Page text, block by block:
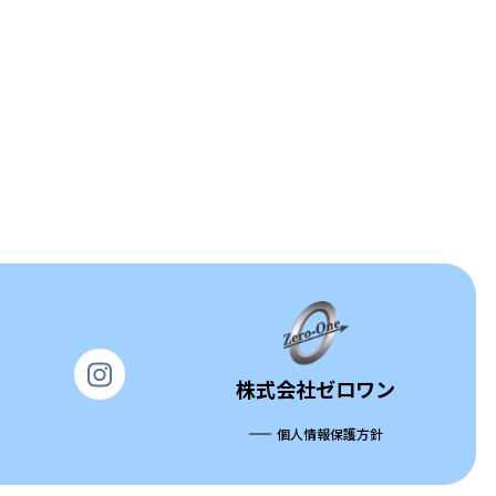
株式会社ゼロワン
個人情報保護方針